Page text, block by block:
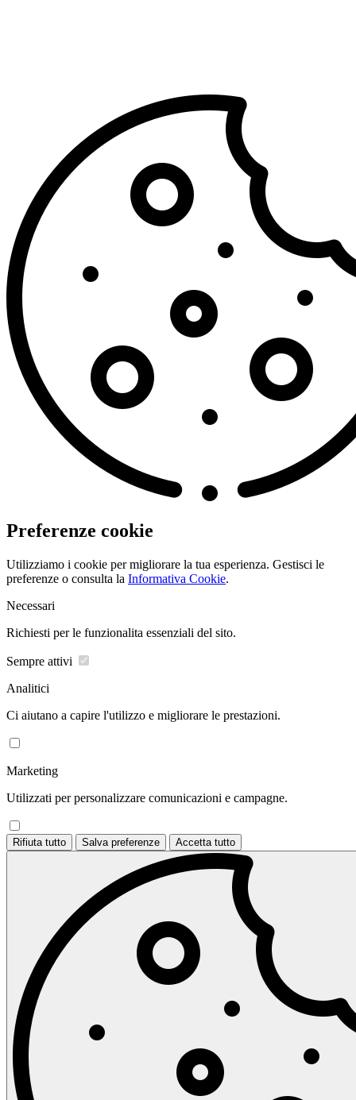
Preferenze cookie
Utilizziamo i cookie per migliorare la tua esperienza. Gestisci le
preferenze o consulta la Informativa Cookie.
Necessari
Richiesti per le funzionalita essenziali del sito.
Sempre attivi
Analitici
Ci aiutano a capire l'utilizzo e migliorare le prestazioni.
Marketing
Utilizzati per personalizzare comunicazioni e campagne.
Rifiuta tutto Salva preferenze Accetta tutto